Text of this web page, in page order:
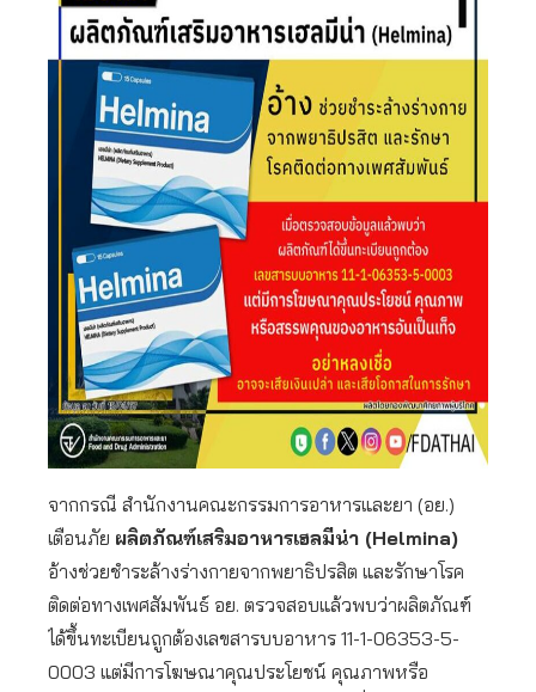
จากกรณี สำนักงานคณะกรรมการอาหารและยา (อย.)
เตือนภัย ผลิตภัณฑ์เสริมอาหารเฮลมีน่า (Helmina)
อ้างช่วยชำระล้างร่างกายจากพยาธิปรสิต และรักษาโรค
ติดต่อทางเพศสัมพันธ์ อย. ตรวจสอบแล้วพบว่าผลิตภัณฑ์
ได้ขึ้นทะเบียนถูกต้องเลขสารบบอาหาร 11-1-06353-5-
0003 แต่มีการโฆษณาคุณประโยชน์ คุณภาพหรือ